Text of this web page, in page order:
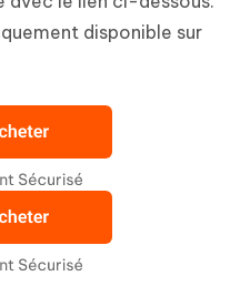
disponible sur